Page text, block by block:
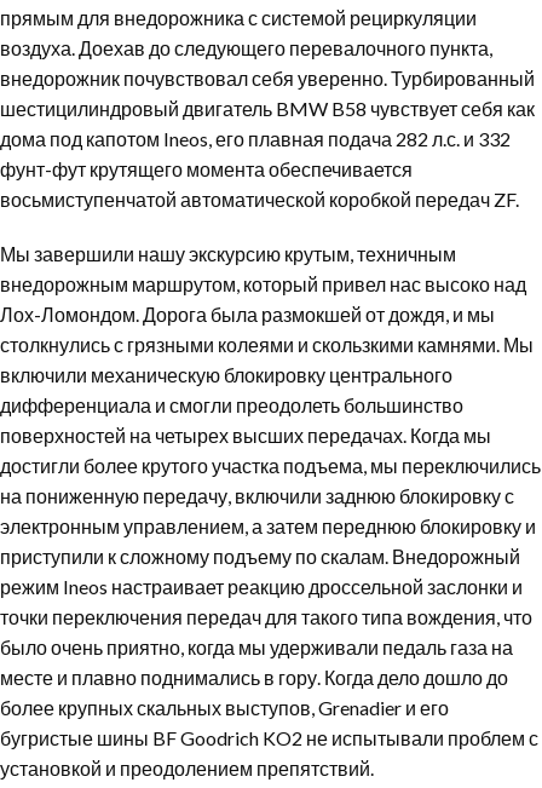
прямым для внедорожника с системой рециркуляции
воздуха. Доехав до следующего перевалочного пункта,
внедорожник почувствовал себя уверенно. Турбированный
шестицилиндровый двигатель BMW B58 чувствует себя как
дома под капотом Ineos, его плавная подача 282 л.с. и 332
фунт-фут крутящего момента обеспечивается
восьмиступенчатой автоматической коробкой передач ZF.
Мы завершили нашу экскурсию крутым, техничным
внедорожным маршрутом, который привел нас высоко над
Лох-Ломондом. Дорога была размокшей от дождя, и мы
столкнулись с грязными колеями и скользкими камнями. Мы
включили механическую блокировку центрального
дифференциала и смогли преодолеть большинство
поверхностей на четырех высших передачах. Когда мы
достигли более крутого участка подъема, мы переключились
на пониженную передачу, включили заднюю блокировку с
электронным управлением, а затем переднюю блокировку и
приступили к сложному подъему по скалам. Внедорожный
режим Ineos настраивает реакцию дроссельной заслонки и
точки переключения передач для такого типа вождения, что
было очень приятно, когда мы удерживали педаль газа на
месте и плавно поднимались в гору. Когда дело дошло до
более крупных скальных выступов, Grenadier и его
бугристые шины BF Goodrich KO2 не испытывали проблем с
установкой и преодолением препятствий.